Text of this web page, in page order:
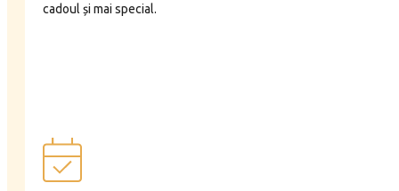
cadoul și mai special.